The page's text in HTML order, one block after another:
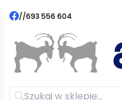
//693 556 604